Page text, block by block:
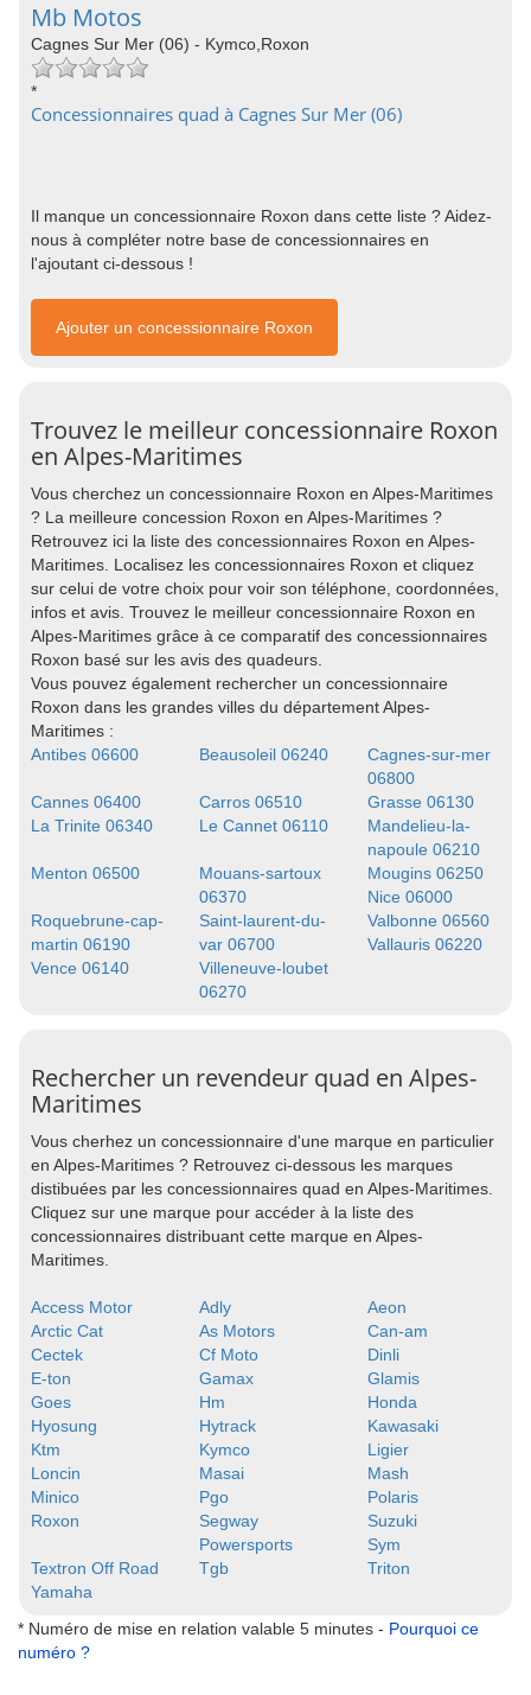
Mb Motos
Cagnes Sur Mer (06) - Kymco,Roxon
*
Concessionnaires quad à Cagnes Sur Mer (06)
Il manque un concessionnaire Roxon dans cette liste ? Aidez-
nous à compléter notre base de concessionnaires en
l'ajoutant ci-dessous !
Ajouter un concessionnaire Roxon
Trouvez le meilleur concessionnaire Roxon
en Alpes-Maritimes
Vous cherchez un concessionnaire Roxon en Alpes-Maritimes
? La meilleure concession Roxon en Alpes-Maritimes ?
Retrouvez ici la liste des concessionnaires Roxon en Alpes-
Maritimes. Localisez les concessionnaires Roxon et cliquez
sur celui de votre choix pour voir son téléphone, coordonnées,
infos et avis. Trouvez le meilleur concessionnaire Roxon en
Alpes-Maritimes grâce à ce comparatif des concessionnaires
Roxon basé sur les avis des quadeurs.
Vous pouvez également rechercher un concessionnaire
Roxon dans les grandes villes du département Alpes-
Maritimes :
Antibes 06600
Beausoleil 06240
Cagnes-sur-mer
06800
Cannes 06400
Carros 06510
Grasse 06130
La Trinite 06340
Le Cannet 06110
Mandelieu-la-
napoule 06210
Menton 06500
Mouans-sartoux
06370
Mougins 06250
Nice 06000
Roquebrune-cap-
martin 06190
Saint-laurent-du-
var 06700
Valbonne 06560
Vallauris 06220
Vence 06140
Villeneuve-loubet
06270
Rechercher un revendeur quad en Alpes-
Maritimes
Vous cherhez un concessionnaire d'une marque en particulier
en Alpes-Maritimes ? Retrouvez ci-dessous les marques
distibuées par les concessionnaires quad en Alpes-Maritimes.
Cliquez sur une marque pour accéder à la liste des
concessionnaires distribuant cette marque en Alpes-
Maritimes.
Access Motor Adly
Aeon
Arctic Cat
As Motors
Can-am
Cectek
Cf Moto
Dinli
E-ton
Gamax
Glamis
Goes
Hm
Honda
Hyosung
Hytrack
Kawasaki
Ktm
Kymco
Ligier
Loncin
Masai
Mash
Minico
Pgo
Polaris
Roxon
Segway
Powersports
Suzuki
Sym
Textron Off Road
Tgb
Triton
Yamaha
* Numéro de mise en relation valable 5 minutes - Pourquoi ce
numéro ?